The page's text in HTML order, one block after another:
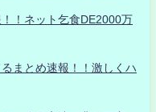
！ネット乞食DE2000万
まとめ速報！！激しくハ